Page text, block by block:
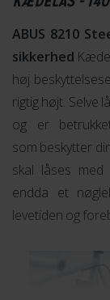
ABUS 8210
sikkerhed
høj
rigtig højt. Selve
og er
som beskytter
skal låses med
endda et
levetiden og